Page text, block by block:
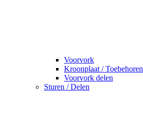
Voorvork
Kroonplaat / Toebehoren
Voorvork delen
Sturen / Delen